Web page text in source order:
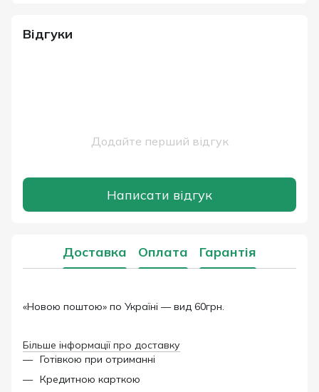
Відгуки
Додайте перший відгук
Написати відгук
Доставка Оплата Гарантія
«Новою поштою» по Україні — вид 60грн.
Більше інформації про доставку
Готівкою при отриманні
Кредитною карткою